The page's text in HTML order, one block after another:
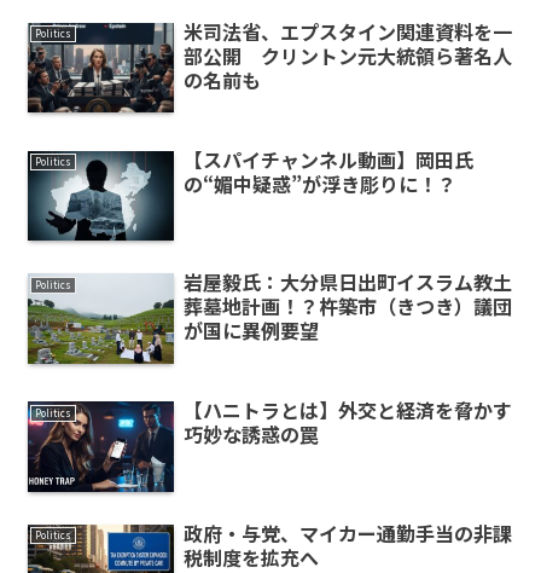
Politics
米司法省、エプスタイン関連資料を一
部公開 クリントン元大統領ら著名人
の名前も
Politics
【スパイチャンネル動画】岡田氏
の“媚中疑惑”が浮き彫りに！？
Politics
岩屋毅氏：大分県日出町イスラム教土
葬墓地計画！？杵築市（きつき）議団
が国に異例要望
Politics
【ハニトラとは】外交と経済を脅かす
巧妙な誘惑の罠
Politics
政府・与党、マイカー通勤手当の非課
税制度を拡充へ